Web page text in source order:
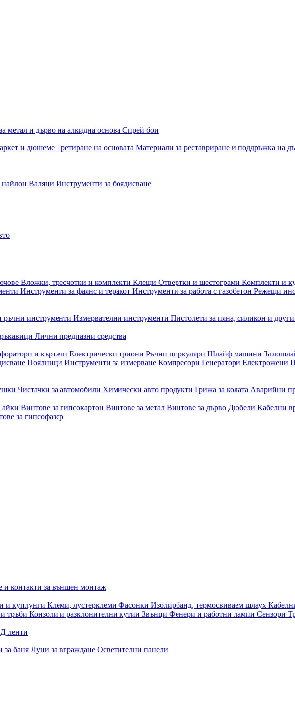
метал и дърво на алкидна основа Спрей бои
и дюшеме Третиране на основата Материали за реставриране и поддръжка на
Валяци Инструменти за боядисване
Вложки, тресчотки и комплекти Клещи Отвертки и шестограми Комплекти и
Инструменти за фаянс и теракот Инструменти за работа с газобетон Режещи
ръчни инструменти Измервателни инструменти Пистолети за пяна, силикон и
Лични предпазни средства
и къртачи Електрически триони Ръчни циркуляри Шлайф машини
Поялници Инструменти за измерване Компресори Генератори Електрожени
Чистачки за автомобили Химически авто продукти Грижа за колата Аварийни
Винтове за гипсокартон Винтове за метал Винтове за дърво Дюбели Кабелни
за гипсофазер
и контакти за външен монтаж
и куплунги Клеми, лустерклеми Фасонки Изолирбанд, термосвиваем шлаух
тръби Конзоли и разклонителни кутии Звънци Фенери и работни лампи Сензори
ленти
за баня Луни за вграждане Осветителни панели